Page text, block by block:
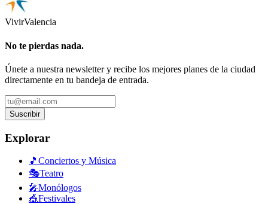
VivirValencia
No te pierdas nada.
Únete a nuestra newsletter y recibe los mejores planes de la ciudad
directamente en tu bandeja de entrada.
Suscribir
Explorar
🎵 Conciertos y Música
🎭Teatro
🎤Monólogos
🎪Festivales